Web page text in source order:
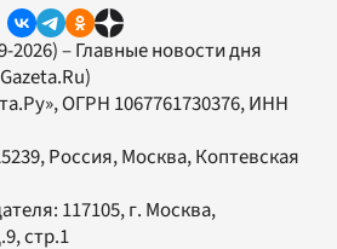
2026) – Главные новости дня
, ОГРН 1067761730376, ИНН
Россия, Москва, Коптевская
117105, г. Москва,
стр.1